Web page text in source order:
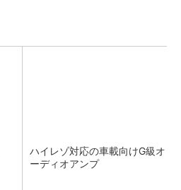
ハイレゾ対応の車載向けG級オ
ーディオアンプ